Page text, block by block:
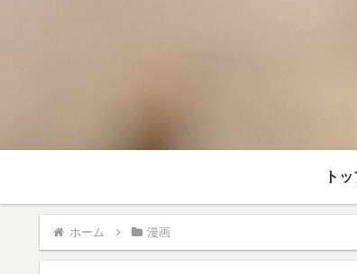
ト
ホーム 漫画